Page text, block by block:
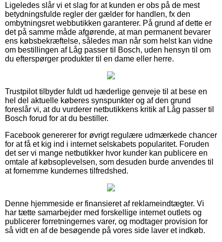
Ligeledes slår vi et slag for at kunden er obs på de mest
betydningsfulde regler der gælder for handlen, fx den
ombytningsret webbutikken garanterer. På grund af dette er
det på samme måde afgørende, at man permanent bevarer
ens købsbekræftelse, således man når som helst kan vidne
om bestillingen af Låg passer til Bosch, uden hensyn til om
du efterspørger produkter til en dame eller herre.
Trustpilot tilbyder fuldt ud hæderlige genveje til at bese en
hel del aktuelle køberes synspunkter og af den grund
foreslår vi, at du vurderer netbutikkens kritik af Låg passer til
Bosch forud for at du bestiller.
Facebook genererer for øvrigt regulære udmærkede chancer
for at få et kig ind i internet selskabets popularitet. Foruden
det ser vi mange netbutikker hvor kunder kan publicere en
omtale af købsoplevelsen, som desuden burde anvendes til
at fornemme kundernes tilfredshed.
Denne hjemmeside er finansieret af reklameindtægter. Vi
har tætte samarbejder med forskellige internet outlets og
publicerer forretningernes varer, og modtager provision for
så vidt en af de besøgende på vores side laver et indkøb.